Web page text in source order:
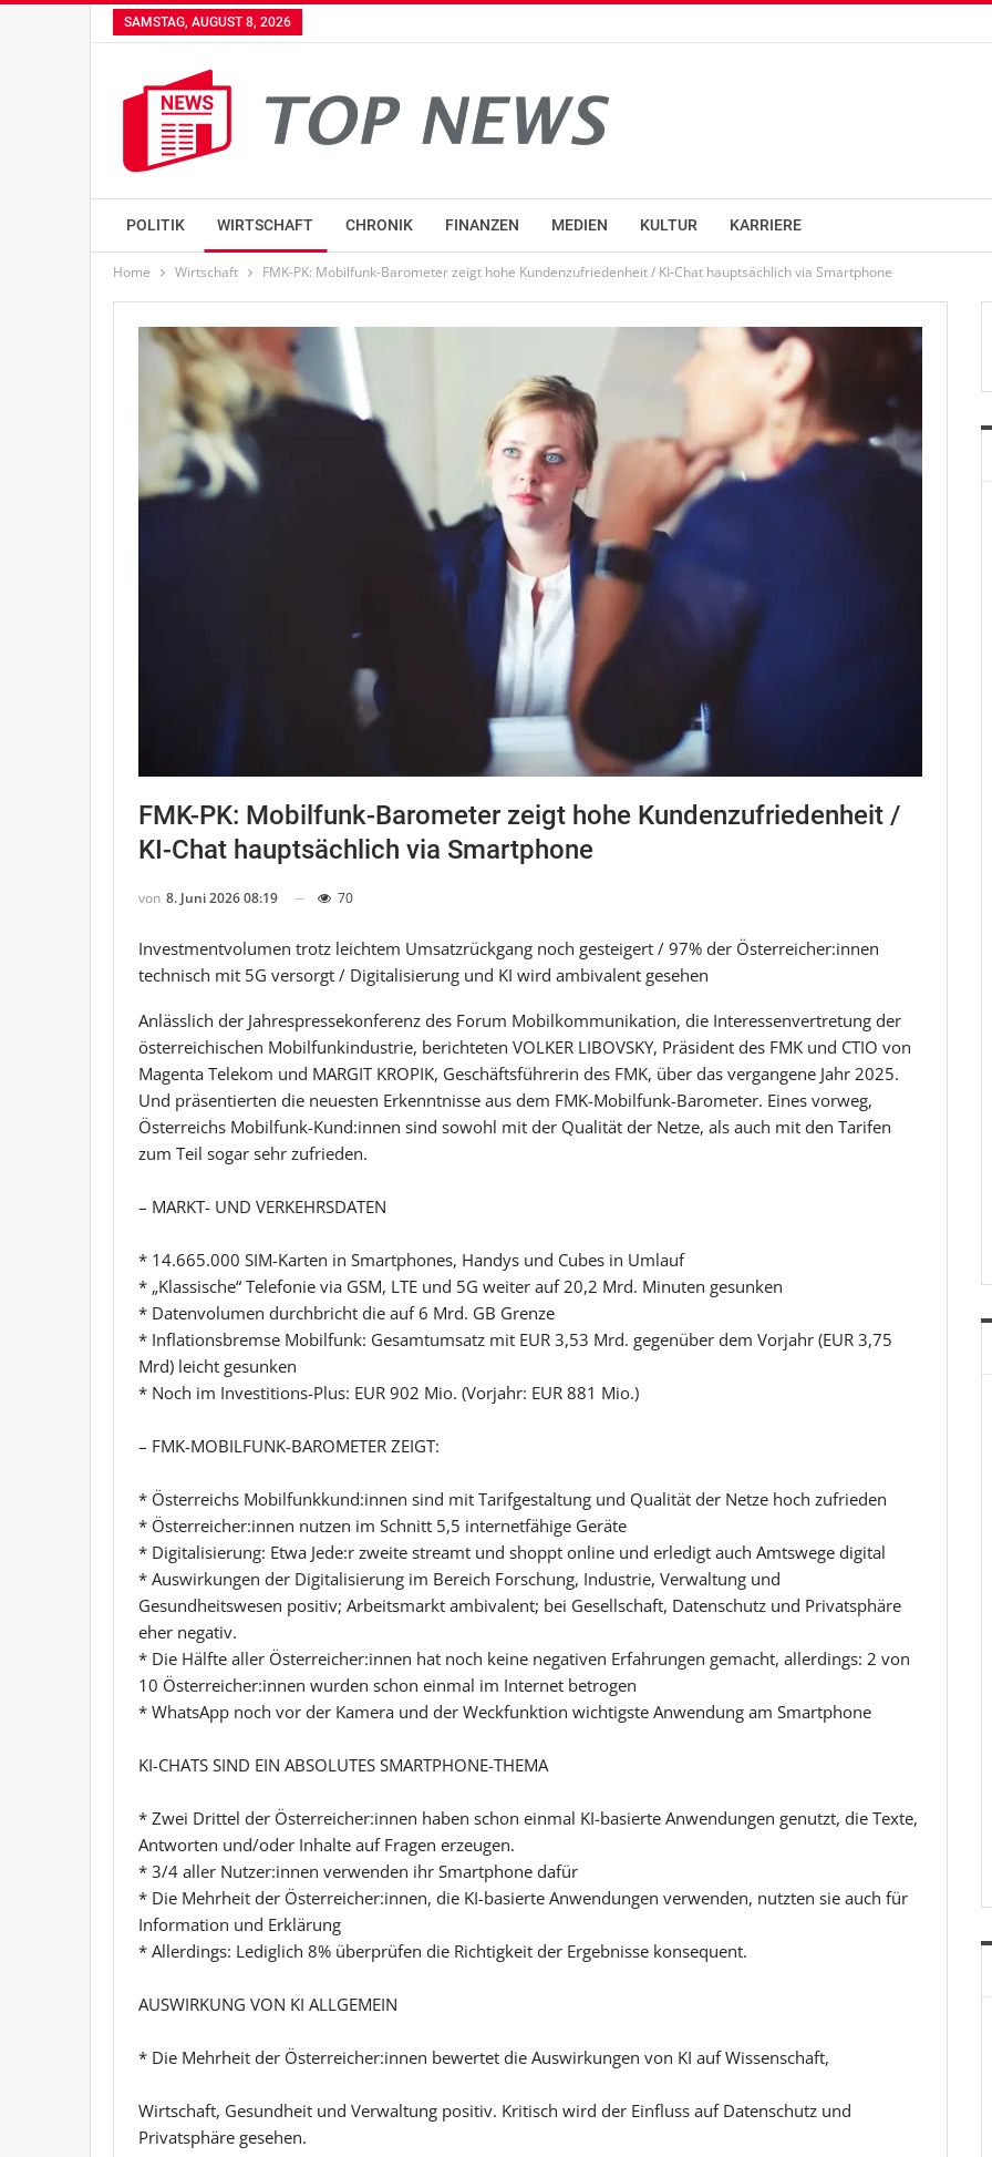
SAMSTAG, AUGUST 8, 2026
POLITIK WIRTSCHAFT CHRONIK FINANZEN MEDIEN KULTUR KARRIERE
Home Wirtschaft FMK-PK: Mobilfunk-Barometer zeigt hohe Kundenzufriedenheit / KI-Chat hauptsächlich via Smartphone
FMK-PK: Mobilfunk-Barometer zeigt hohe Kundenzufriedenheit /
KI-Chat hauptsächlich via Smartphone
von 8. Juni 2026 08:19 70
Investmentvolumen trotz leichtem Umsatzrückgang noch gesteigert / 97% der Österreicher:innen
technisch mit 5G versorgt / Digitalisierung und KI wird ambivalent gesehen
Anlässlich der Jahrespressekonferenz des Forum Mobilkommunikation, die Interessenvertretung der
österreichischen Mobilfunkindustrie, berichteten VOLKER LIBOVSKY, Präsident des FMK und CTIO von
Magenta Telekom und MARGIT KROPIK, Geschäftsführerin des FMK, über das vergangene Jahr 2025.
Und präsentierten die neuesten Erkenntnisse aus dem FMK-Mobilfunk-Barometer. Eines vorweg,
Österreichs Mobilfunk-Kund:innen sind sowohl mit der Qualität der Netze, als auch mit den Tarifen
zum Teil sogar sehr zufrieden.
– MARKT- UND VERKEHRSDATEN
* 14.665.000 SIM-Karten in Smartphones, Handys und Cubes in Umlauf
* „Klassische“ Telefonie via GSM, LTE und 5G weiter auf 20,2 Mrd. Minuten gesunken
* Datenvolumen durchbricht die auf 6 Mrd. GB Grenze
* Inflationsbremse Mobilfunk: Gesamtumsatz mit EUR 3,53 Mrd. gegenüber dem Vorjahr (EUR 3,75
Mrd) leicht gesunken
* Noch im Investitions-Plus: EUR 902 Mio. (Vorjahr: EUR 881 Mio.)
– FMK-MOBILFUNK-BAROMETER ZEIGT:
* Österreichs Mobilfunkkund:innen sind mit Tarifgestaltung und Qualität der Netze hoch zufrieden
* Österreicher:innen nutzen im Schnitt 5,5 internetfähige Geräte
* Digitalisierung: Etwa Jede:r zweite streamt und shoppt online und erledigt auch Amtswege digital
* Auswirkungen der Digitalisierung im Bereich Forschung, Industrie, Verwaltung und
Gesundheitswesen positiv; Arbeitsmarkt ambivalent; bei Gesellschaft, Datenschutz und Privatsphäre
eher negativ.
* Die Hälfte aller Österreicher:innen hat noch keine negativen Erfahrungen gemacht, allerdings: 2 von
10 Österreicher:innen wurden schon einmal im Internet betrogen
* WhatsApp noch vor der Kamera und der Weckfunktion wichtigste Anwendung am Smartphone
KI-CHATS SIND EIN ABSOLUTES SMARTPHONE-THEMA
* Zwei Drittel der Österreicher:innen haben schon einmal KI-basierte Anwendungen genutzt, die Texte,
Antworten und/oder Inhalte auf Fragen erzeugen.
* 3/4 aller Nutzer:innen verwenden ihr Smartphone dafür
* Die Mehrheit der Österreicher:innen, die KI-basierte Anwendungen verwenden, nutzten sie auch für
Information und Erklärung
* Allerdings: Lediglich 8% überprüfen die Richtigkeit der Ergebnisse konsequent.
AUSWIRKUNG VON KI ALLGEMEIN
* Die Mehrheit der Österreicher:innen bewertet die Auswirkungen von KI auf Wissenschaft,
Wirtschaft, Gesundheit und Verwaltung positiv. Kritisch wird der Einfluss auf Datenschutz und
Privatsphäre gesehen.